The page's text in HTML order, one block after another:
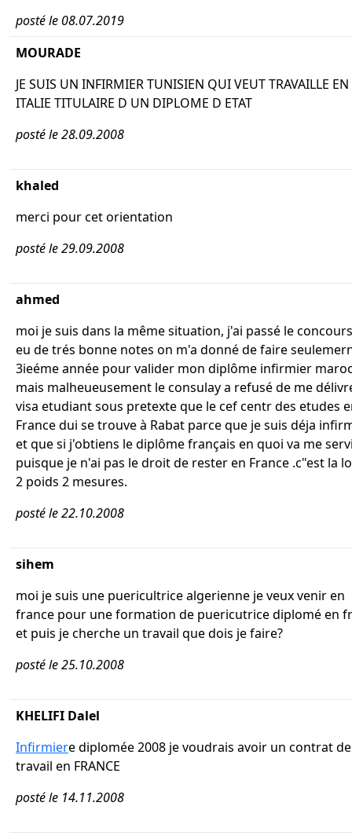
posté le 08.07.2019
MOURADE
JE SUIS UN INFIRMIER TUNISIEN QUI VEUT TRAVAILLE EN
ITALIE TITULAIRE D UN DIPLOME D ETAT
posté le 28.09.2008
khaled
merci pour cet orientation
posté le 29.09.2008
ahmed
moi je suis dans la même situation, j'ai passé le
eu de trés bonne notes on m'a donné de faire
3ieéme année pour valider mon diplôme infirmier
mais malheueusement le consulay a refusé de me
visa etudiant sous pretexte que le cef centr des etudes
France dui se trouve à Rabat parce que je suis déja
et que si j'obtiens le diplôme français en quoi va me
puisque je n'ai pas le droit de rester en France .c"est la
2 poids 2 mesures.
posté le 22.10.2008
sihem
moi je suis une puericultrice algerienne je veux venir en
france pour une formation de puericutrice diplomé en
et puis je cherche un travail que dois je faire?
posté le 25.10.2008
KHELIFI Dalel
Infirmiere diplomée 2008 je voudrais avoir un contrat de
travail en FRANCE
posté le 14.11.2008